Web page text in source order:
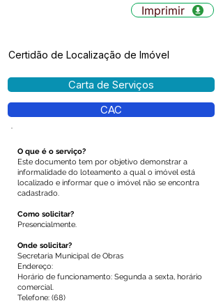
Imprimir
Certidão de Localização de Imóvel
Carta de Serviços
CAC
O que é o serviço?
Este documento tem por objetivo demonstrar a
informalidade do loteamento a qual o imóvel está
localizado e informar que o imóvel não se encontra
cadastrado.
Como solicitar?
Presencialmente.
Onde solicitar?
Secretaria Municipal de Obras
Endereço:
Horário de funcionamento: Segunda a sexta, horário
comercial.
Telefone: (68)